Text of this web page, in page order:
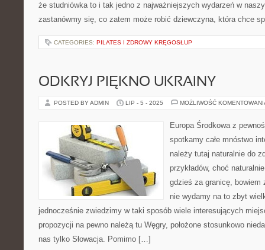
że studniówka to i tak jedno z najważniejszych wydarzeń w
zastanówmy się, co zatem może robić dziewczyna, która chce
CATEGORIES: PILATES I ZDROWY KRĘGOSŁUP
ODKRYJ PIĘKNO UKRAINY
POSTED BY ADMIN LIP - 5 - 2025 MOŻLIWOŚĆ
Europa Środkowa z
spotkamy całe mnóstwo
należy tutaj naturalnie do
przykładów, choć
gdzieś za granicę, bowiem
nie wydamy na to zbyt
jednocześnie zwiedzimy w taki sposób wiele interesujących
propozycji na pewno należą tu Węgry, położone stosunkowo
nas tylko Słowacja. Pomimo […]